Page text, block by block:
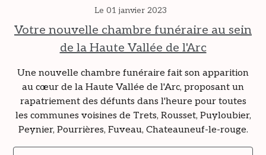
Le 01 janvier 2023
Votre nouvelle chambre funéraire au sein
de la Haute Vallée de l'Arc
Une nouvelle chambre funéraire fait son apparition
au cœur de la Haute Vallée de l'Arc, proposant un
rapatriement des défunts dans l'heure pour toutes
les communes voisines de Trets, Rousset, Puyloubier,
Peynier, Pourrières, Fuveau, Chateauneuf-le-rouge.